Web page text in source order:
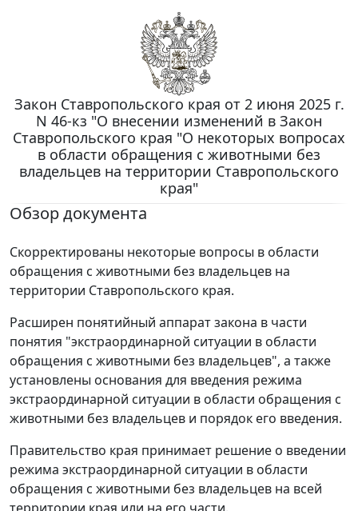
Закон Ставропольского края от 2 июня 2025 г.
N 46-кз "О внесении изменений в Закон
Ставропольского края "О некоторых вопросах
в области обращения с животными без
владельцев на территории Ставропольского
края"
Обзор документа
Скорректированы некоторые вопросы в области
обращения с животными без владельцев на
территории Ставропольского края.
Расширен понятийный аппарат закона в части
понятия "экстраординарной ситуации в области
обращения с животными без владельцев", а также
установлены основания для введения режима
экстраординарной ситуации в области обращения с
животными без владельцев и порядок его введения.
Правительство края принимает решение о введении
режима экстраординарной ситуации в области
обращения с животными без владельцев на всей